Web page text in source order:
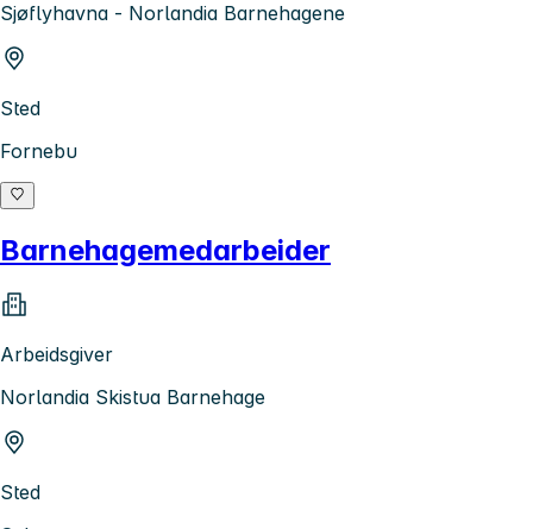
Sjøflyhavna - Norlandia Barnehagene
Sted
Fornebu
Barnehagemedarbeider
Arbeidsgiver
Norlandia Skistua Barnehage
Sted